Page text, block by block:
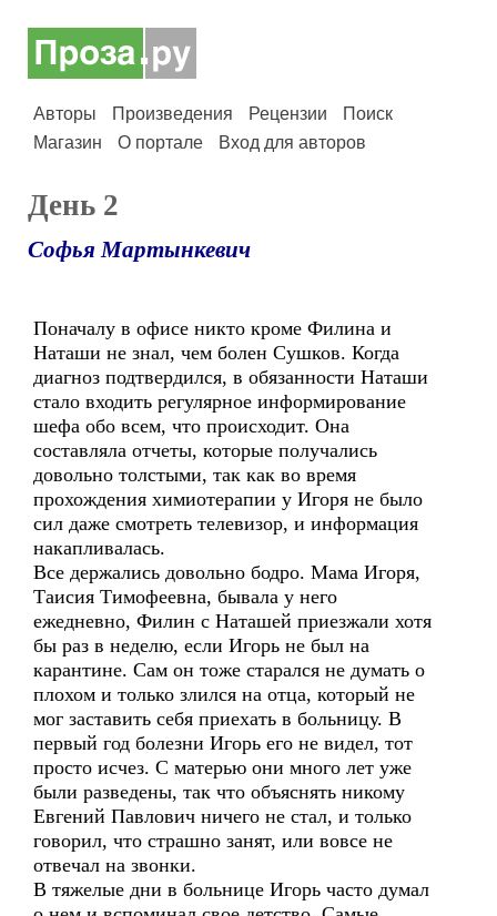
Авторы Произведения Рецензии
Поиск
Магазин
О портале Вход для авторов
День 2
Софья Мартынкевич
Поначалу в офисе никто кроме Филина и
Наташи не знал, чем болен Сушков. Когда
диагноз подтвердился, в обязанности Наташи
стало входить регулярное информирование
шефа обо всем, что происходит. Она
составляла отчеты, которые получались
довольно толстыми, так как во время
прохождения химиотерапии у Игоря не было
сил даже смотреть телевизор, и информация
накапливалась.
Все держались довольно бодро. Мама Игоря,
Таисия Тимофеевна, бывала у него
ежедневно, Филин с Наташей приезжали хотя
бы раз в неделю, если Игорь не был на
карантине. Сам он тоже старался не думать о
плохом и только злился на отца, который не
мог заставить себя приехать в больницу. В
первый год болезни Игорь его не видел, тот
просто исчез. С матерью они много лет уже
были разведены, так что объяснять никому
Евгений Павлович ничего не стал, и только
говорил, что страшно занят, или вовсе не
отвечал на звонки.
В тяжелые дни в больнице Игорь часто думал